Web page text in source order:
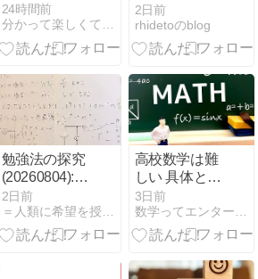
24時間前
分かって楽しくてドンドン伸びる10分学習
の数学』を公
開しました
2日前
rhidetoのblog
勉強法の探究
(20260804):ノ
ートの半分は
写し、残りは
各文字の数角
2日前
＝人類に希望を授ける方程式革命＝
高校数学は難
しい 具体と抽
象を行き来す
るのが その対
策例
3日前
数学ってエンターテインメント（吉祥寺）